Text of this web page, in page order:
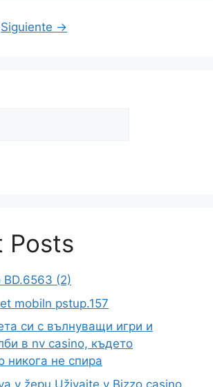
Siguiente →
Posts
BD.6563 (2)
mobiln pstup.157
си с вълнуващи игри и
в nv casino, където
никога не спира
v žepu Uživajte v Bizzo casino